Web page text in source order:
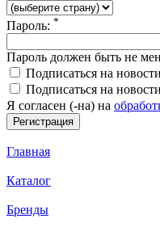
Пароль: *
Пароль должен быть не
Подписаться на
Подписаться на
Я согласен (-на) на
Главная
Каталог
Бренды